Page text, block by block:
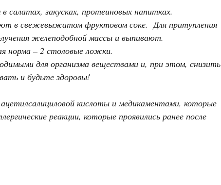
закусках, протеиновых напитках.
в свежевыжатом фруктовом соке. Для притупления
желеподобной массы и выпивают.
норма – 2 столовые ложки.
для организма веществами и, при этом, снизить
и будьте здоровы!
кислоты и медикаментами, которые
реакции, которые проявились ранее после